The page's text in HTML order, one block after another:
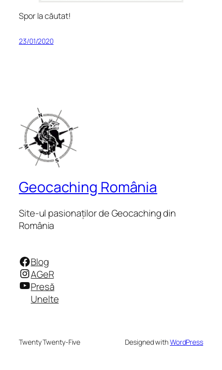
Spor la căutat!
23/01/2020
Geocaching România
Site-ul pasionaților de Geocaching din
România
Facebook
Instagram
YouTube
Blog
AGeR
Presă
Unelte
Twenty Twenty-Five Designed withWordPress